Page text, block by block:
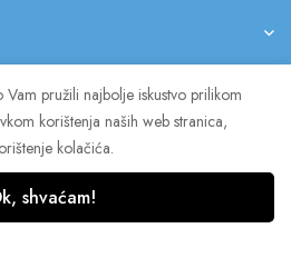
Sva prava pridržana.
pružili najbolje iskustvo prilikom
korištenja naših web stranica,
kolačića.
shvaćam!